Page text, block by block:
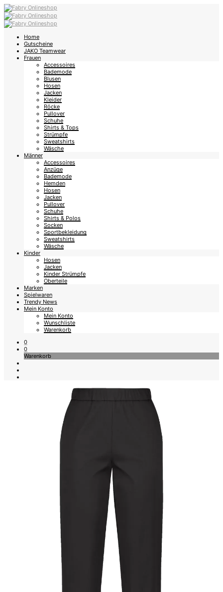
Home
Gutscheine
JAKO Teamwear
Frauen
Accessoires
Bademode
Blusen
Hosen
Jacken
Kleider
Röcke
Pullover
Schuhe
Shirts & Tops
Strümpfe
Sweatshirts
Wäsche
Männer
Accessoires
Anzüge
Bademode
Hemden
Hosen
Jacken
Pullover
Schuhe
Shirts & Polos
Socken
Sportbekleidung
Sweatshirts
Wäsche
Kinder
Hosen
Jacken
Kinder Strümpfe
Oberteile
Marken
Spielwaren
Trendy News
Mein Konto
Mein Konto
Wunschliste
Warenkorb
0
0
Warenkorb